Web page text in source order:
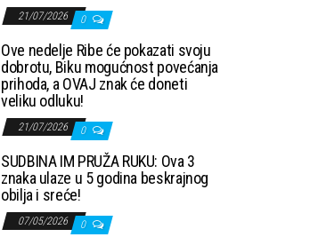
21/07/2026 0
Ove nedelje Ribe će pokazati svoju
dobrotu, Biku mogućnost povećanja
prihoda, a OVAJ znak će doneti
veliku odluku!
21/07/2026 0
SUDBINA IM PRUŽA RUKU: Ova 3
znaka ulaze u 5 godina beskrajnog
obilja i sreće!
07/05/2026 0